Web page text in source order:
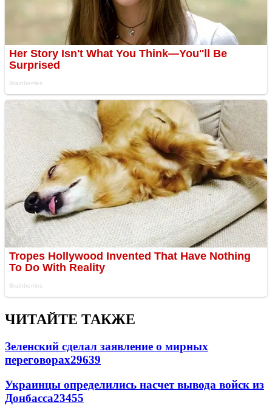
ЧИТАЙТЕ ТАКЖЕ
Зеленский сделал заявление о мирных
переговорах29639
Украинцы определились насчет вывода войск из
Донбасса23455